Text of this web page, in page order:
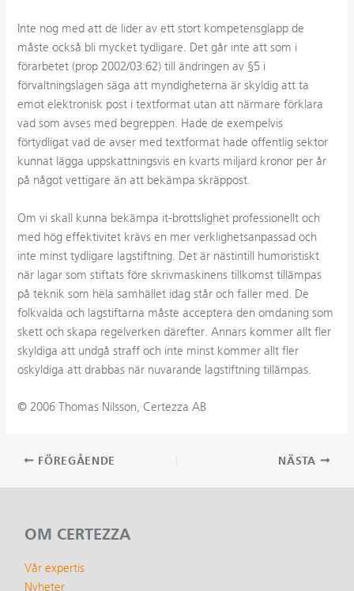
Inte nog med att de lider av ett stort kompetensglapp de
måste också bli mycket tydligare. Det går inte att som i
förarbetet (prop 2002/03:62) till ändringen av §5 i
förvaltningslagen säga att myndigheterna är skyldig att ta
emot elektronisk post i textformat utan att närmare förklara
vad som avses med begreppen. Hade de exempelvis
förtydligat vad de avser med textformat hade offentlig sektor
kunnat lägga uppskattningsvis en kvarts miljard kronor per år
på något vettigare än att bekämpa skräppost.
Om vi skall kunna bekämpa it-brottslighet professionellt och
med hög effektivitet krävs en mer verklighetsanpassad och
inte minst tydligare lagstiftning. Det är nästintill humoristiskt
när lagar som stiftats före skrivmaskinens tillkomst tillämpas
på teknik som hela samhället idag står och faller med. De
folkvalda och lagstiftarna måste acceptera den omdaning som
skett och skapa regelverken därefter. Annars kommer allt fler
skyldiga att undgå straff och inte minst kommer allt fler
oskyldiga att drabbas när nuvarande lagstiftning tillämpas.
© 2006 Thomas Nilsson, Certezza AB
Inläggsnavigering
FÖREGÅENDE NÄSTA
OM CERTEZZA
Vår expertis
Nyheter